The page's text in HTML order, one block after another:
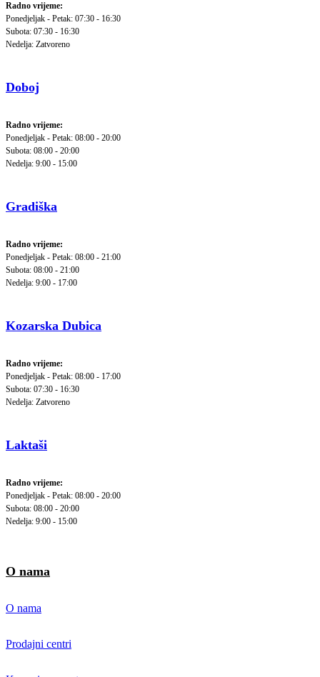
Radno vrijeme:
Ponedjeljak - Petak: 07:30 - 16:30
Subota: 07:30 - 16:30
Nedelja: Zatvoreno
Doboj
Radno vrijeme:
Ponedjeljak - Petak: 08:00 - 20:00
Subota: 08:00 - 20:00
Nedelja: 9:00 - 15:00
Gradiška
Radno vrijeme:
Ponedjeljak - Petak: 08:00 - 21:00
Subota: 08:00 - 21:00
Nedelja: 9:00 - 17:00
Kozarska Dubica
Radno vrijeme:
Ponedjeljak - Petak: 08:00 - 17:00
Subota: 07:30 - 16:30
Nedelja: Zatvoreno
Laktaši
Radno vrijeme:
Ponedjeljak - Petak: 08:00 - 20:00
Subota: 08:00 - 20:00
Nedelja: 9:00 - 15:00
O nama
O nama
Prodajni centri